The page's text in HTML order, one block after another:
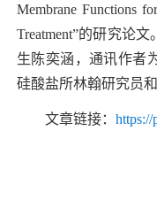
Membrane Functions
Treatment”的研究论文
生陈奕涵，通讯作者
硅酸盐所林翰研究员
文章链接： https://